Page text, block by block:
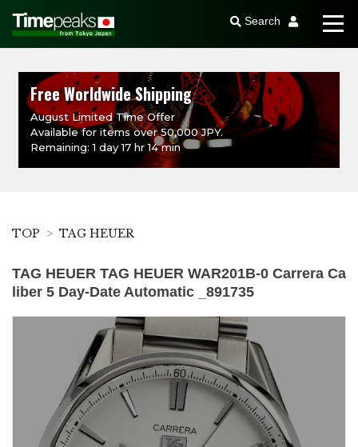
Search
Free Worldwide Shipping
August Limited Time Offer
Available for items over 50,000 JPY.
Remaining: 1 day 17 hr 14 min
TOP TAG HEUER
TAG HEUER TAG HEUER WAR201B-0 Carrera Ca
liber 5 Day-Date Automatic _891735